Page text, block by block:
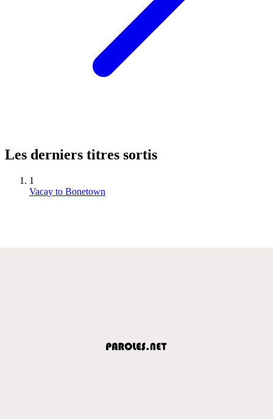
Les derniers titres sortis
1
Vacay to Bonetown